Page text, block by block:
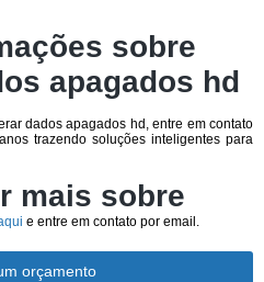
sobre
apagados hd
dados apagados hd, entre em contato
trazendo soluções inteligentes para
mais sobre
e entre em contato por email.
orçamento